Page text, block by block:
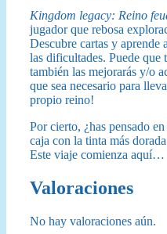
Kingdom legacy: Reino
jugador que rebosa
Descubre cartas y aprende
las dificultades. Puede que
también las mejorarás y/o
que sea necesario para
propio reino!
Por cierto, ¿has pensado
caja con la tinta más
Este viaje comienza aquí…
Valoraciones
No hay valoraciones aún.